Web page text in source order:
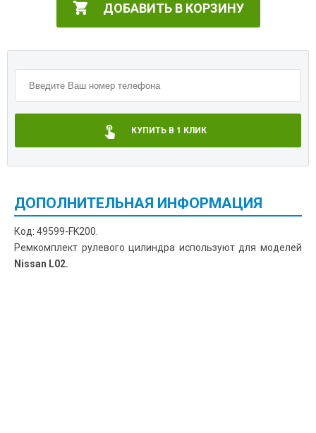
ДОБАВИТЬ В КОРЗИНУ
КУПИТЬ В 1 КЛИК
ДОПОЛНИТЕЛЬНАЯ ИНФОРМАЦИЯ
Код: 49599-FK200.
Ремкомплект рулевого цилиндра используют для моделей
Nissan L02.